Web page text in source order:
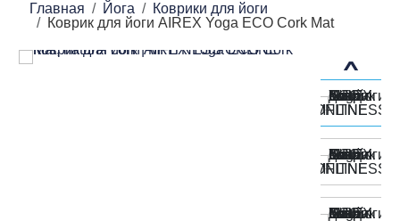
Главная Йога
Коврики для йоги
Коврик для йоги AIREX Yoga ECO Cork Mat